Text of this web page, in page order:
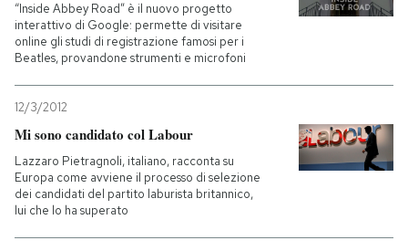
“Inside Abbey Road” è il nuovo progetto
interattivo di Google: permette di visitare
online gli studi di registrazione famosi per i
Beatles, provandone strumenti e microfoni
12/3/2012
Mi sono candidato col Labour
Lazzaro Pietragnoli, italiano, racconta su
Europa come avviene il processo di selezione
dei candidati del partito laburista britannico,
lui che lo ha superato